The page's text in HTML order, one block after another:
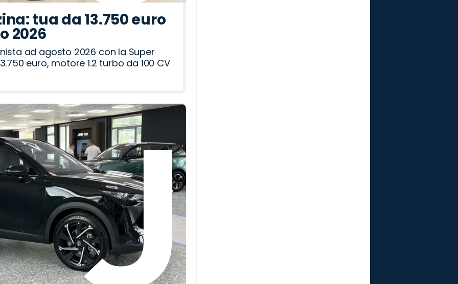
tua da 13.750 euro
2026
ad agosto 2026 con la Super
euro, motore 1.2 turbo da 100 CV